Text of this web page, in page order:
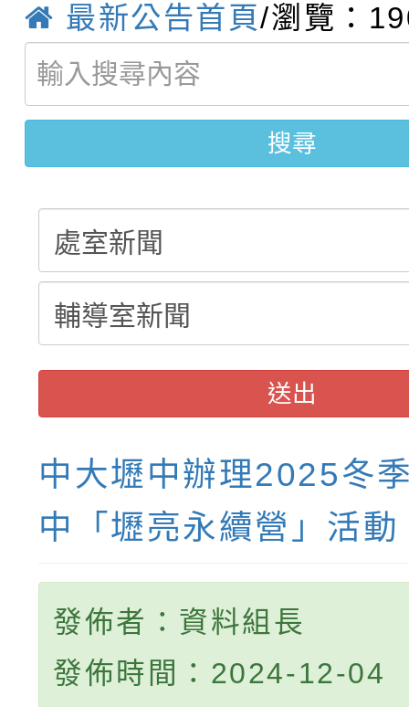
報，惠請貴機關(學校)
宣導。
學年度第1學期第7次代
結果(第10招)
【甄選結果(第2招)】
學年度第1學期第9次代
轉知：本市公務人員協
9月16日本府B2大禮堂
函轉運動部全民運動
計畫」1 份，請踴躍報
權責核予出席人員公(
最新公告首頁/瀏覽：
搜尋
送出
中大壢中辦理2025冬
中「壢亮永續營」活動
發佈者：資料組長
發佈時間：2024-12-04